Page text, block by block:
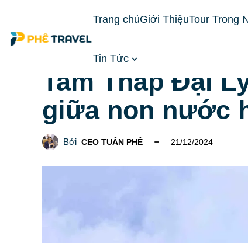
Trang chủGiới ThiệuTour Trong
Tin Tức
CẨM NANG DU LỊCH
Tam Tháp Đại
giữa non nước
Bởi CEO TUẤN PHÊ 21/12/2024